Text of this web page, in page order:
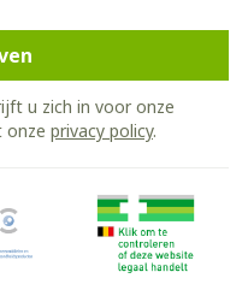
u zich in voor onze
onze privacy policy.